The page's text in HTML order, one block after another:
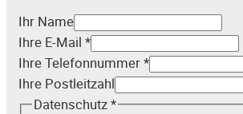
Ihr Name
Ihre E-Mail *
Ihre Telefonnummer*
Ihre Postleitzahl
Datenschutz*